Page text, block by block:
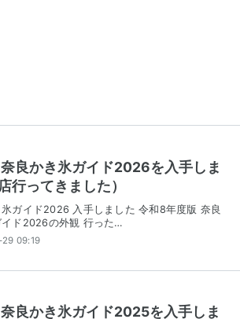
奈良かき氷ガイド2026を入手しま
行ってきました）
ガイド2026 入手しました 令和8年度版 奈良
イド2026の外観 行った…
09:19
奈良かき氷ガイド2025を入手しま